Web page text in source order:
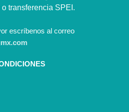
transferencia SPEI.
escríbenos al correo